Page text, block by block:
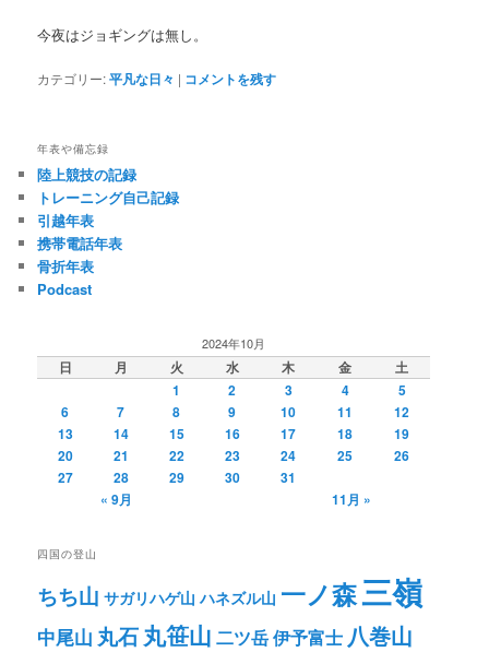
今夜はジョギングは無し。
カテゴリー:平凡な日々 | コメントを残す
年表や備忘録
陸上競技の記録
トレーニング自己記録
引越年表
携帯電話年表
骨折年表
Podcast
2024年10月
日 月 火 水 木 金
土
1
2 3 4
5
6
7 8 9 10 11
12
13
14 15 16 17 18
19
20
21 22 23 24 25
26
27
28 29 30
31
« 9月
11月 »
四国の登山
ちち山 サガリハゲ山 ハネズル山 一ノ森三嶺
中尾山 丸石丸笹山 二ツ岳伊予富士 八巻山